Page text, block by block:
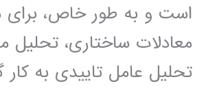
است و به طور خاص،
معادلات ساختاری، تحلیل
تحلیل عامل تاییدی به کار